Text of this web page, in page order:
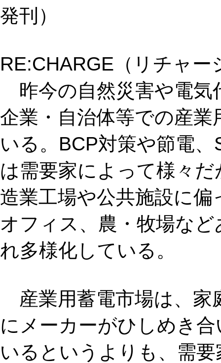
発刊）
RE:CHARGE（リチャー
昨今の自然災害や電気
企業・自治体等での産
いる。BCP対策や節電
は需要家によって様々
造業工場や公共施設に
オフィス、農・牧場な
れ多様化している。
産業用蓄電市場は、家
にメーカーがひしめき
いるというよりも、需